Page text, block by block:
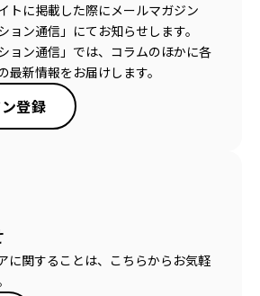
トに掲載した際にメールマガジン
ョン通信」にてお知らせします。
ョン通信」では、コラムのほかに各
最新情報をお届けします。
登録
に関することは、こちらからお気軽